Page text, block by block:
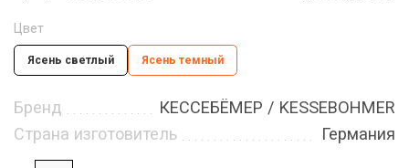
Цвет
Ясень светлый Ясень темный
Бренд
КЕССЕБЁМЕР / KESSEBOHMER
Страна изготовитель
Германия